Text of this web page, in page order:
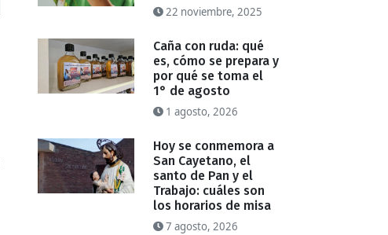
22 noviembre, 2025
Caña con ruda: qué
es, cómo se prepara y
por qué se toma el
1° de agosto
1 agosto, 2026
Hoy se conmemora a
San Cayetano, el
santo de Pan y el
Trabajo: cuáles son
los horarios de misa
7 agosto, 2026